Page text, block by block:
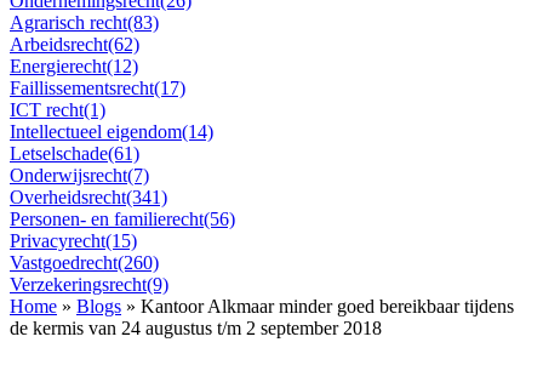
Agrarisch recht(83)
Arbeidsrecht(62)
Energierecht(12)
Faillissementsrecht(17)
ICT recht(1)
Intellectueel eigendom(14)
Letselschade(61)
Onderwijsrecht(7)
Overheidsrecht(341)
Personen- en familierecht(56)
Privacyrecht(15)
Vastgoedrecht(260)
Verzekeringsrecht(9)
Home » Blogs » Kantoor Alkmaar minder goed bereikbaar tijdens
de kermis van 24 augustus t/m 2 september 2018